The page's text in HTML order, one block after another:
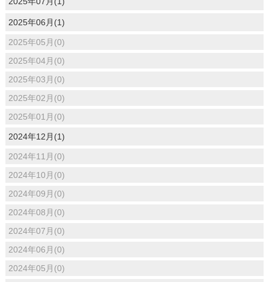
2025年06月(1)
2025年05月(0)
2025年04月(0)
2025年03月(0)
2025年02月(0)
2025年01月(0)
2024年12月(1)
2024年11月(0)
2024年10月(0)
2024年09月(0)
2024年08月(0)
2024年07月(0)
2024年06月(0)
2024年05月(0)